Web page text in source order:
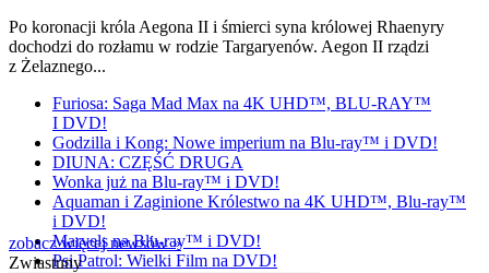
Po koronacji króla Aegona II i śmierci syna królowej Rhaenyry
dochodzi do rozłamu w rodzie Targaryenów. Aegon II rządzi
z Żelaznego...
Furiosa: Saga Mad Max na 4K UHD™, BLU-RAY™
I DVD!
Godzilla i Kong: Nowe imperium na Blu-ray™ i DVD!
DIUNA: CZĘŚĆ DRUGA
Wonka już na Blu-ray™ i DVD!
Aquaman i Zaginione Królestwo na 4K UHD™, Blu-ray™
i DVD!
Marvels na Blu-ray™ i DVD!
Psi Patrol: Wielki Film na DVD!
zobacz więcej newsów »
Zwiastuny